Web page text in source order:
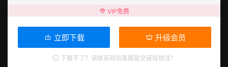
VIP免费
立即下载 升级会员
下载不了？请联系网站客服提交链接错误！